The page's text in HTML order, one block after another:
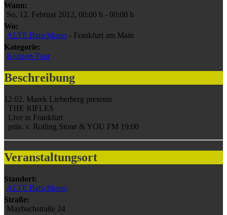
Wann:
So, 12. Februar 2012, 00:00 h - 00:00 h
Wo:
ALTE Batschkapp - Frankfurt am Main
Kategorie:
Konzert-Tour
Beschreibung
12.02. Marek Lieberberg presents
THE RIFLES
Live in Frankfurt
präs. v. Rolling Stone & YOU FM 19:00
Veranstaltungsort
Standort:
ALTE Batschkapp
Straße:
Maybachstraße 24